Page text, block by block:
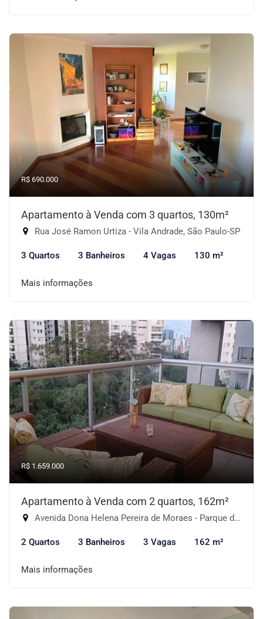
R$ 690.000
Apartamento à Venda com 3 quartos, 130m²
Rua José Ramon Urtiza - Vila Andrade, São Paulo-SP
3 Quartos 3 Banheiros 4 Vagas 130 m²
Mais informações
R$ 1.659.000
Apartamento à Venda com 2 quartos, 162m²
Avenida Dona Helena Pereira de Moraes - Parque do Morumbi, São Paulo-SP
2 Quartos 3 Banheiros 3 Vagas 162 m²
Mais informações